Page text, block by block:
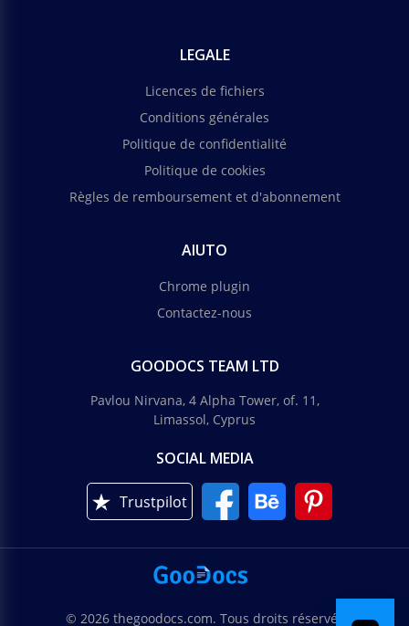
LEGALE
Licences de fichiers
Conditions générales
Politique de confidentialité
Politique de cookies
Règles de remboursement et d'abonnement
AIUTO
Chrome plugin
Contactez-nous
GOODOCS TEAM LTD
Pavlou Nirvana, 4 Alpha Tower, of. 11,
Limassol, Cyprus
SOCIAL MEDIA
Trustpilot
© 2026 thegoodocs.com. Tous droits réservés